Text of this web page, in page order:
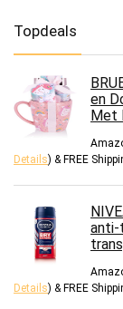
Topdeals
en
Met
Details) & FREE
anti-
Details) & FREE